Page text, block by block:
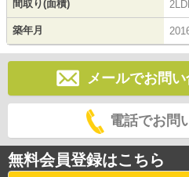
間取り(面積)
築年月
メールでお問
電話でお問
無料会員登録はこちら